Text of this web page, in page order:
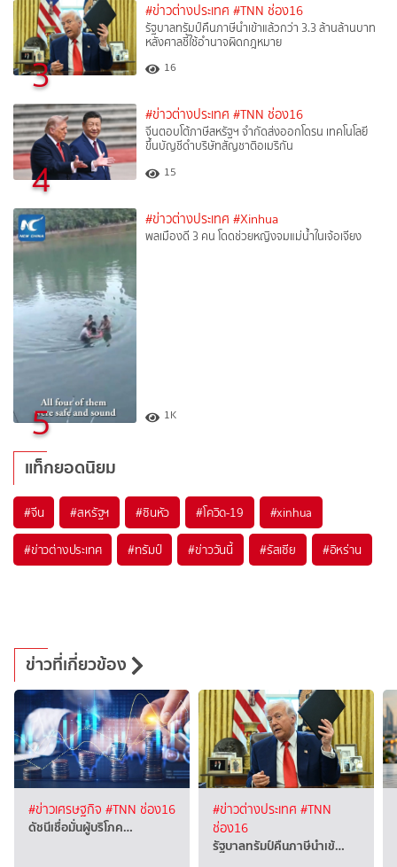
3
#ข่าวต่างประเทศ #TNN ช่อง16
รัฐบาลทรัมป์คืนภาษีนำเข้าแล้วกว่า 3.3 ล้านล้านบาท
หลังศาลชี้ใช้อำนาจผิดกฎหมาย
16
4
#ข่าวต่างประเทศ #TNN ช่อง16
จีนตอบโต้ภาษีสหรัฐฯ จำกัดส่งออกโดรน เทคโนโลยี
ขึ้นบัญชีดำบริษัทสัญชาติอเมริกัน
15
5
#ข่าวต่างประเทศ #Xinhua
พลเมืองดี 3 คน โดดช่วยหญิงจมแม่น้ำในเจ้อเจียง
1K
แท็กยอดนิยม
#จีน #สหรัฐฯ #ซินหัว #โควิด-19 #xinhua
#ข่าวต่างประเทศ #ทรัมป์ #ข่าววันนี้ #รัสเซีย #อิหร่าน
ข่าวที่เกี่ยวข้อง
#ข่าวเศรษฐกิจ #TNN ช่อง16
ดัชนีเชื่อมั่นผู้บริโภค…
#ข่าวต่างประเทศ #TNN
ช่อง16
รัฐบาลทรัมป์คืนภาษีนำเข้…